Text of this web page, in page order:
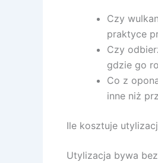
Czy
praktyce
Czy
gdzie go
Co z
inne niż
Ile kosztuje
Utylizacja bywa